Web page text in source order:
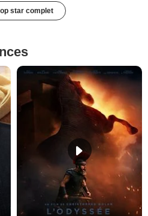
star complet